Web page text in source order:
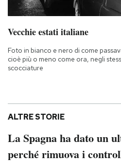
Vecchie estati italiane
Foto in bianco e nero di come
cioè più o meno come ora, negli
scocciature
ALTRE STORIE
La Spagna ha dato un
perché rimuova i